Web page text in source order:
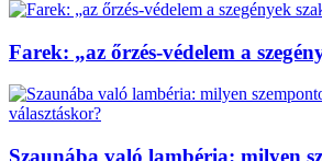
Farek: „az őrzés-védelem a
Szaunába való lambéria: milyen